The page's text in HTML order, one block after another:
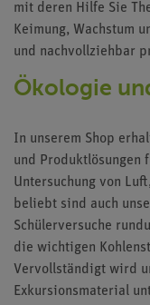
mit deren Hilfe Sie
Keimung, Wachstum
und nachvollziehbar
Ökologie
In unserem Shop
und Produktlösungen
Untersuchung von
beliebt sind auch
Schülerversuche
die wichtigen
Vervollständigt wird
Exkursionsmaterial